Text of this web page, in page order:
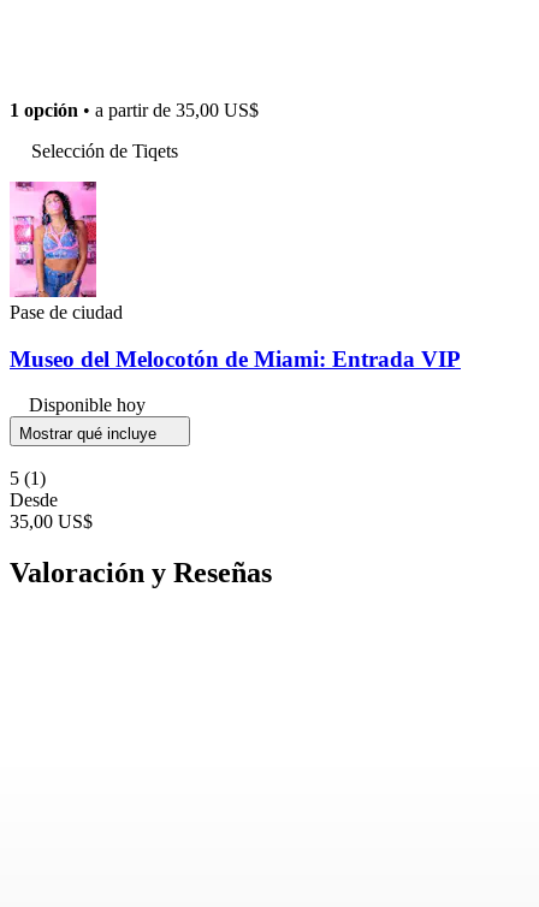
1 opción • a partir de 35,00 US$
Selección de Tiqets
Pase de ciudad
Museo del Melocotón de Miami: Entrada VIP
Disponible hoy
Mostrar qué incluye
5 (1)
Desde
35,00 US$
Valoración y Reseñas